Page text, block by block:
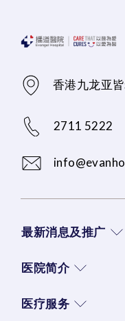
香港九龙亚
2711 5222
最新消息及推广
医院简介
医疗服务